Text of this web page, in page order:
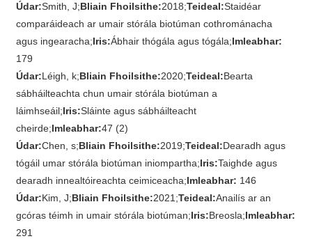
Údar:Smith, J;Bliain Fhoilsithe:2018;Teideal:Staidéar
comparáideach ar umair stórála biotúman cothrománacha
agus ingearacha;Iris:Ábhair thógála agus tógála;Imleabhar:
179
Údar:Léigh, k;Bliain Fhoilsithe:2020;Teideal:Bearta
sábháilteachta chun umair stórála biotúman a
láimhseáil;Iris:Sláinte agus sábháilteacht
cheirde;Imleabhar:47 (2)
Údar:Chen, s;Bliain Fhoilsithe:2019;Teideal:Dearadh agus
tógáil umar stórála biotúman iniompartha;Iris:Taighde agus
dearadh innealtóireachta ceimiceacha;Imleabhar: 146
Údar:Kim, J;Bliain Fhoilsithe:2021;Teideal:Anailís ar an
gcóras téimh in umair stórála biotúman;Iris:Breosla;Imleabhar:
291